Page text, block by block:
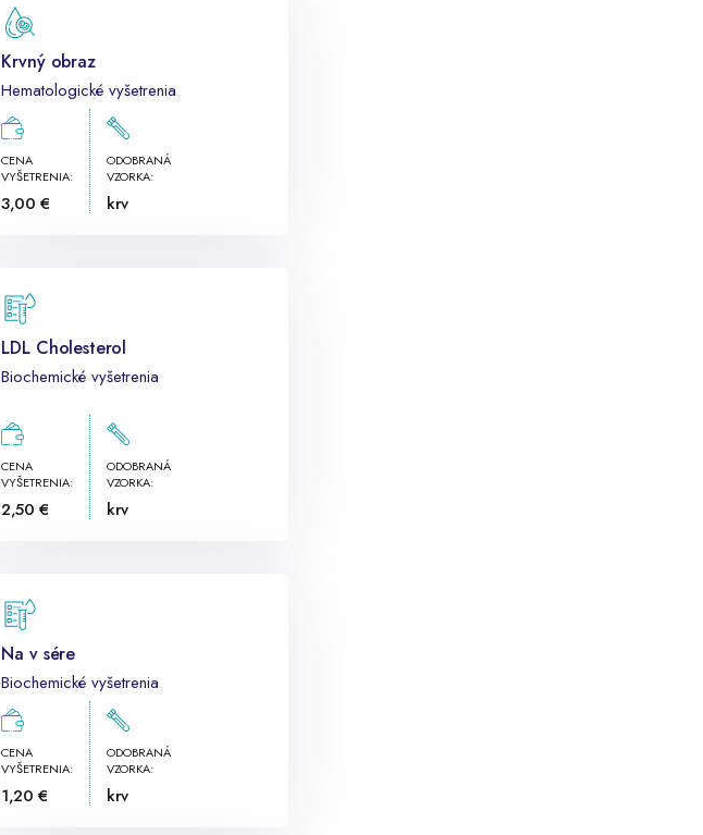
Krvný obraz
Hematologické vyšetrenia
CENA
VYŠETRENIA:
3,00 €
ODOBRANÁ
VZORKA:
krv
LDL Cholesterol
Biochemické vyšetrenia
CENA
VYŠETRENIA:
2,50 €
ODOBRANÁ
VZORKA:
krv
Na v sére
Biochemické vyšetrenia
CENA
VYŠETRENIA:
1,20 €
ODOBRANÁ
VZORKA:
krv